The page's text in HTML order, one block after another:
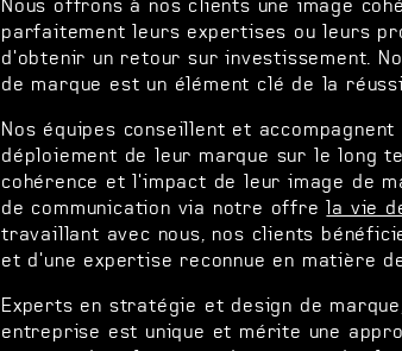
Nous offrons à nos clients une image
parfaitement leurs expertises ou leurs
d'obtenir un retour sur investissement.
de marque est un élément clé de la
Nos équipes conseillent et
déploiement de leur marque sur le long
cohérence et l'impact de leur image de
de communication via notre offre
la vie
travaillant avec nous, nos clients
et d'une expertise reconnue en matière
Experts en stratégie et design de
entreprise est unique et mérite une